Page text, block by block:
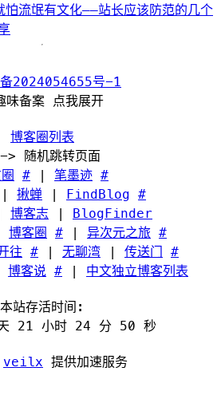
怕流氓有文化——站长应该防范的几个
2024054655号-1
味备案 点我展开
博客圈列表
随机跳转页面
# | 笔墨迹 #
| 揪蝉 | FindBlog #
博客志 | BlogFinder
博客圈 # | 异次元之旅 #
往 # | 无聊湾 | 传送门 #
博客说 # | 中文独立博客列表
本站存活时间:
21 小时 24 分 50 秒
veilx 提供加速服务